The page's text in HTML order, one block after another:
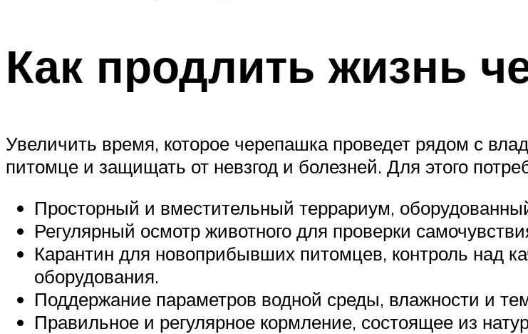
Как продлить жизнь
Увеличить время, которое черепашка проведет рядом с
питомце и защищать от невзгод и болезней. Для этого
Просторный и вместительный террариум,
Регулярный осмотр животного для проверки
Карантин для новоприбывших питомцев, контроль над
оборудования.
Поддержание параметров водной среды, влажности и
Правильное и регулярное кормление, состоящее из